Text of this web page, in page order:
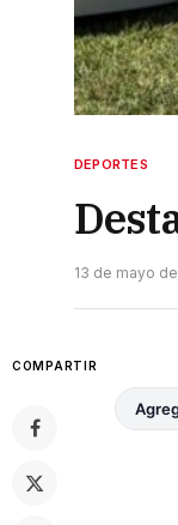
DEPORTES
13 de mayo
COMPARTIR